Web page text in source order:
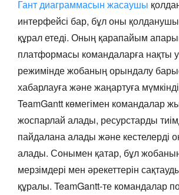
Гант диаграммасын жасаушы
интерфейсі бар, бұл оны
құрал етеді. Оның қарапайым
платформасы командаларға нақты
режимінде жобаның орындалу
хабарлауға және жаңартуға
TeamGantt көмегімен командалар
жоспарлай алады, ресурстарды
пайдалана алады және кестелерді
алады. Сонымен қатар, бұл
мерзімдері мен әрекеттерін
құралы. TeamGantt-те командалар